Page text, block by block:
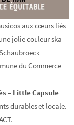
aux cœurs liés
jolie couleur ska
du Commerce
– Little Capsule
durables et locale.